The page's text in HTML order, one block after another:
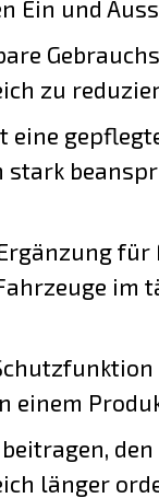
Ein und
zu
eine
stark
für
im
einem
den
länger